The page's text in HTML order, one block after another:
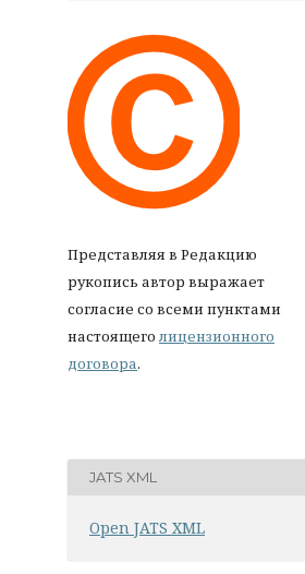
Представляя в Редакцию
рукопись автор выражает
согласие со всеми пунктами
настоящеголицензионного
договора.
JATS XML
Open JATS XML